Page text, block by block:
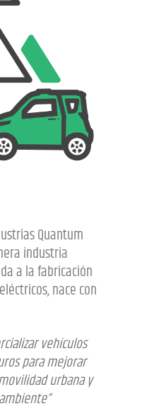
Quantum
industria
a la fabricación
nace con
vehículos
para mejorar
urbana y